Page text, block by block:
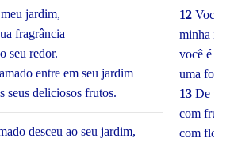
12 Você é
minha
você é
uma fonte
13 De
com frutos
com flores
jardim,
fragrância
seu redor.
entre em seu jardim
seus deliciosos frutos.
desceu ao seu jardim,